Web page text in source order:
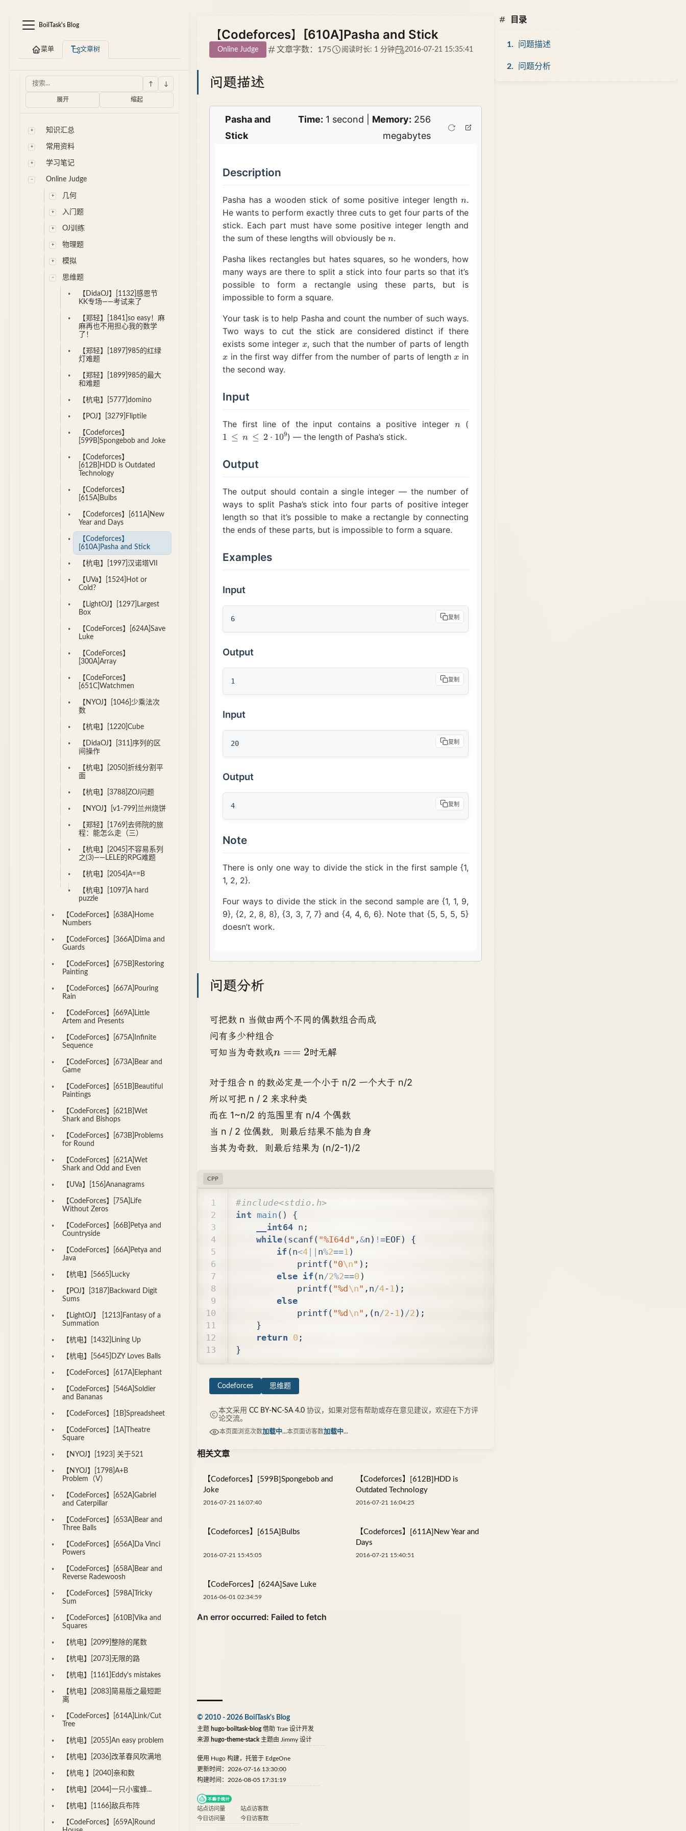
BoilTask's Blog
菜单 文章树
↑ ↓
展开 缩起
知识汇总
常用资料
学习笔记
Online Judge
几何
入门题
OJ训练
物理题
模拟
思维题
【DidaOJ】[1132]感恩节
KK专场——考试来了
【郑轻】[1841]so easy！麻
麻再也不用担心我的数学
了！
【郑轻】[1897]985的红绿
灯难题
【郑轻】[1899]985的最大
和难题
【杭电】[5777]domino
【POJ】[3279]Fliptile
【Codeforces】
[599B]Spongebob and Joke
【Codeforces】
[612B]HDD is Outdated
Technology
【Codeforces】
[615A]Bulbs
【Codeforces】[611A]New
Year and Days
【Codeforces】
[610A]Pasha and Stick
【杭电】[1997]汉诺塔VII
【UVa】[1524]Hot or
Cold?
【LightOJ】[1297]Largest
Box
【CodeForces】[624A]Save
Luke
【CodeForces】
[300A]Array
【CodeForces】
[651C]Watchmen
【NYOJ】[1046]少乘法次
数
【杭电】[1220]Cube
【DidaOJ】[311]序列的区
间操作
【杭电】[2050]折线分割平
面
【杭电】[3788]ZOJ问题
【NYOJ】[v1-799]兰州烧饼
【郑轻】[1769]去师院的旅
程：能怎么走（三）
【杭电】[2045]不容易系列
之(3)——LELE的RPG难题
【杭电】[2054]A==B
【杭电】[1097]A hard
puzzle
【CodeForces】[638A]Home
Numbers
【CodeForces】[366A]Dima and
Guards
【CodeForces】[675B]Restoring
Painting
【CodeForces】[667A]Pouring
Rain
【CodeForces】[669A]Little
Artem and Presents
【CodeForces】[675A]Infinite
Sequence
【CodeForces】[673A]Bear and
Game
【CodeForces】[651B]Beautiful
Paintings
【CodeForces】[621B]Wet
Shark and Bishops
【CodeForces】[673B]Problems
for Round
【CodeForces】[621A]Wet
Shark and Odd and Even
【UVa】[156]Ananagrams
【CodeForces】[75A]Life
Without Zeros
【CodeForces】[66B]Petya and
Countryside
【CodeForces】[66A]Petya and
Java
【杭电】[5665]Lucky
【POJ】[3187]Backward Digit
Sums
【LightOJ】 [1213]Fantasy of a
Summation
【杭电】[1432]Lining Up
【杭电】[5645]DZY Loves Balls
【CodeForces】[617A]Elephant
【CodeForces】[546A]Soldier
and Bananas
【CodeForces】[1B]Spreadsheet
【CodeForces】[1A]Theatre
Square
【NYOJ】[1923] 关于521
【NYOJ】[1798]A+B
Problem（V）
【CodeForces】[652A]Gabriel
and Caterpillar
【CodeForces】[653A]Bear and
Three Balls
【CodeForces】[656A]Da Vinci
Powers
【CodeForces】[658A]Bear and
Reverse Radewoosh
【CodeForces】[598A]Tricky
Sum
【CodeForces】[610B]Vika and
Squares
【杭电】[2099]整除的尾数
【杭电】[2073]无限的路
【杭电】[1161]Eddy's mistakes
【杭电】[2083]简易版之最短距
离
【CodeForces】[614A]Link/Cut
Tree
【杭电】[2055]An easy problem
【杭电】[2036]改革春风吹满地
【杭电 】[2040]亲和数
【杭电】[2044]一只小蜜蜂...
【杭电】[1166]敌兵布阵
【CodeForces】[659A]Round
目录
问题描述
问题分析
【Codeforces】[610A]Pasha and Stick
Online Judge 文章字数：175 阅读时长: 1 分钟 2016-07-21 15:35:41
问题描述
Pasha and
Stick
Time: 1 second | Memory: 256
megabytes
问题分析
可把数 n 当做由两个不同的偶数组合而成
问有多少种组合
可知当为奇数或n==2
n == 2时无解
对于组合 n 的数必定是一个小于 n/2 一个大于 n/2
所以可把 n / 2 来求种类
而在 1~n/2 的范围里有 n/4 个偶数
当 n / 2 位偶数，则最后结果不能为自身
当其为奇数，则最后结果为 (n/2-1)/2
CPP
int main ()
{
__int64 n ;
while ( scanf ( "%I64d" ,&n ) !=EOF)
{
if (n<4|| n%2==1 )
printf ( "0\n" );
else if (n/2%2==0 )
printf ( "%d\n" , n/4- 1 );
else
printf ( "%d\n" ,(n/2 - 1 ) /2 );
}
return 0 ;
}
Codeforces 思维题
本文采用CC BY-NC-SA 4.0 协议，如果对您有帮助或存在意见建议，欢迎在下方评
论交流。
本页面浏览次数加载中...本页面访客数加载中...
相关文章
【Codeforces】[599B]Spongebob and
Joke
2016-07-21 16:07:40
【Codeforces】[612B]HDD is
Outdated Technology
2016-07-21 16:04:25
【Codeforces】[615A]Bulbs
2016-07-21 15:45:05
【Codeforces】[611A]New Year and
Days
2016-07-21 15:40:51
【CodeForces】[624A]Save Luke
2016-06-01 02:34:59
© 2010 - 2026 BoilTask's Blog
主题 hugo-boiltask-blog借助 Trae 设计开发
来源 hugo-theme-stack 主题由 Jimmy 设计
使用 Hugo 构建，托管于 EdgeOne
更新时间：2026-07-16 13:30:00
构建时间：2026-08-05 17:31:19
站点访问量
站点访客数
今日访问量
今日访客数